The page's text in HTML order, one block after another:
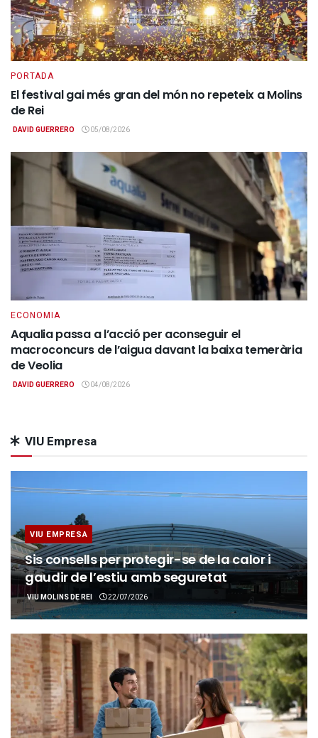
PORTADA
El festival gai més gran del món no repeteix a Molins
de Rei
DAVID GUERRERO 05/08/2026
ECONOMIA
Aqualia passa a l’acció per aconseguir el
macroconcurs de l’aigua davant la baixa temerària
de Veolia
DAVID GUERRERO 04/08/2026
VIU Empresa
VIU EMPRESA
Sis consells per protegir-se de la calor i
gaudir de l’estiu amb seguretat
VIU MOLINS DE REI 22/07/2026